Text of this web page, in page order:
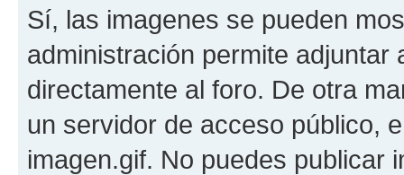
Sí, las imagenes se pueden
administración permite
directamente al foro. De otra
un servidor de acceso público,
imagen.gif. No puedes publicar